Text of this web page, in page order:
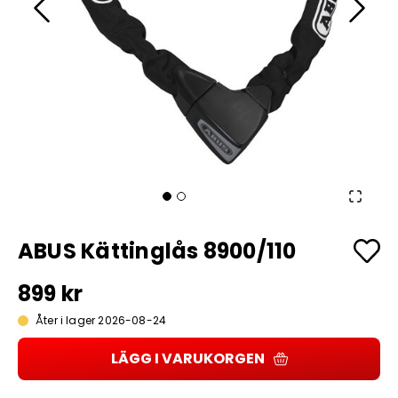
ABUS Kättinglås 8900/110
899 kr
Åter i lager 2026-08-24
LÄGG I VARUKORGEN